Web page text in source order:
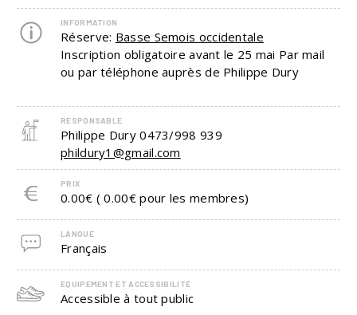
INFORMATION
Réserve: Basse Semois occidentale
Inscription obligatoire avant le 25 mai Par mail
ou par téléphone auprès de Philippe Dury
RESPONSABLE
Philippe Dury0473/998 939
phildury1@gmail.com
PRIX
0.00€ ( 0.00€ pour les membres)
LANGUE
Français
EQUIPEMENT ET ACCESSIBILITÉ
Accessible à tout public